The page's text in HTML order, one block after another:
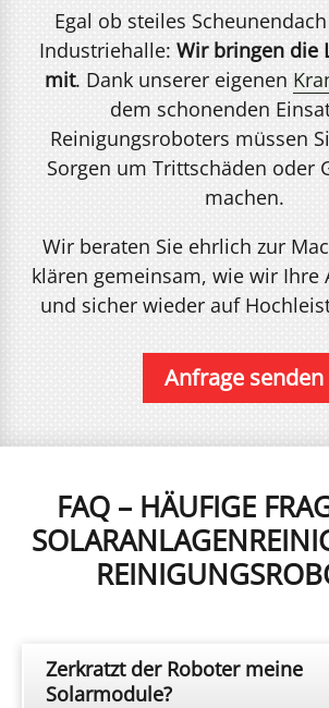
Egal ob steiles
Industriehalle: Wir bringen die
mit. Dank unserer eigenen
dem schonenden
Reinigungsroboters müssen
Sorgen um Trittschäden oder
machen.
Wir beraten Sie ehrlich zur
klären gemeinsam, wie wir Ihre
und sicher wieder auf
Anfrage senden
FAQ – HÄUFIGE
Zerkratzt der Roboter meine
Solarmodule?